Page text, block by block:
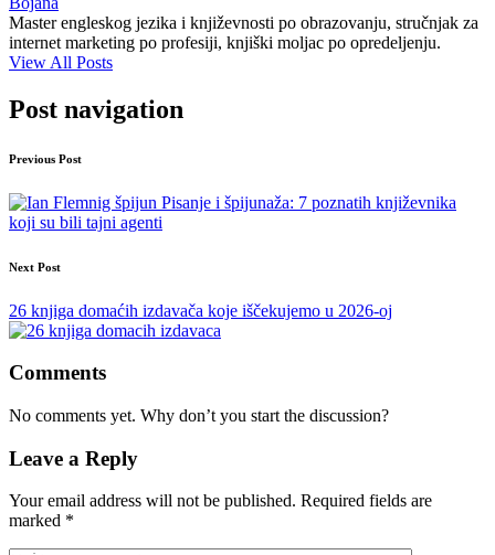
Master engleskog jezika i književnosti po obrazovanju, stručnjak za
internet marketing po profesiji, knjiški moljac po opredeljenju.
View All Posts
Post navigation
Previous Post
Pisanje i špijunaža: 7 poznatih književnika
koji su bili tajni agenti
Next Post
26 knjiga domaćih izdavača koje iščekujemo u 2026-oj
Comments
No comments yet. Why don’t you start the discussion?
Leave a Reply
Your email address will not be published. Required fields are
marked *